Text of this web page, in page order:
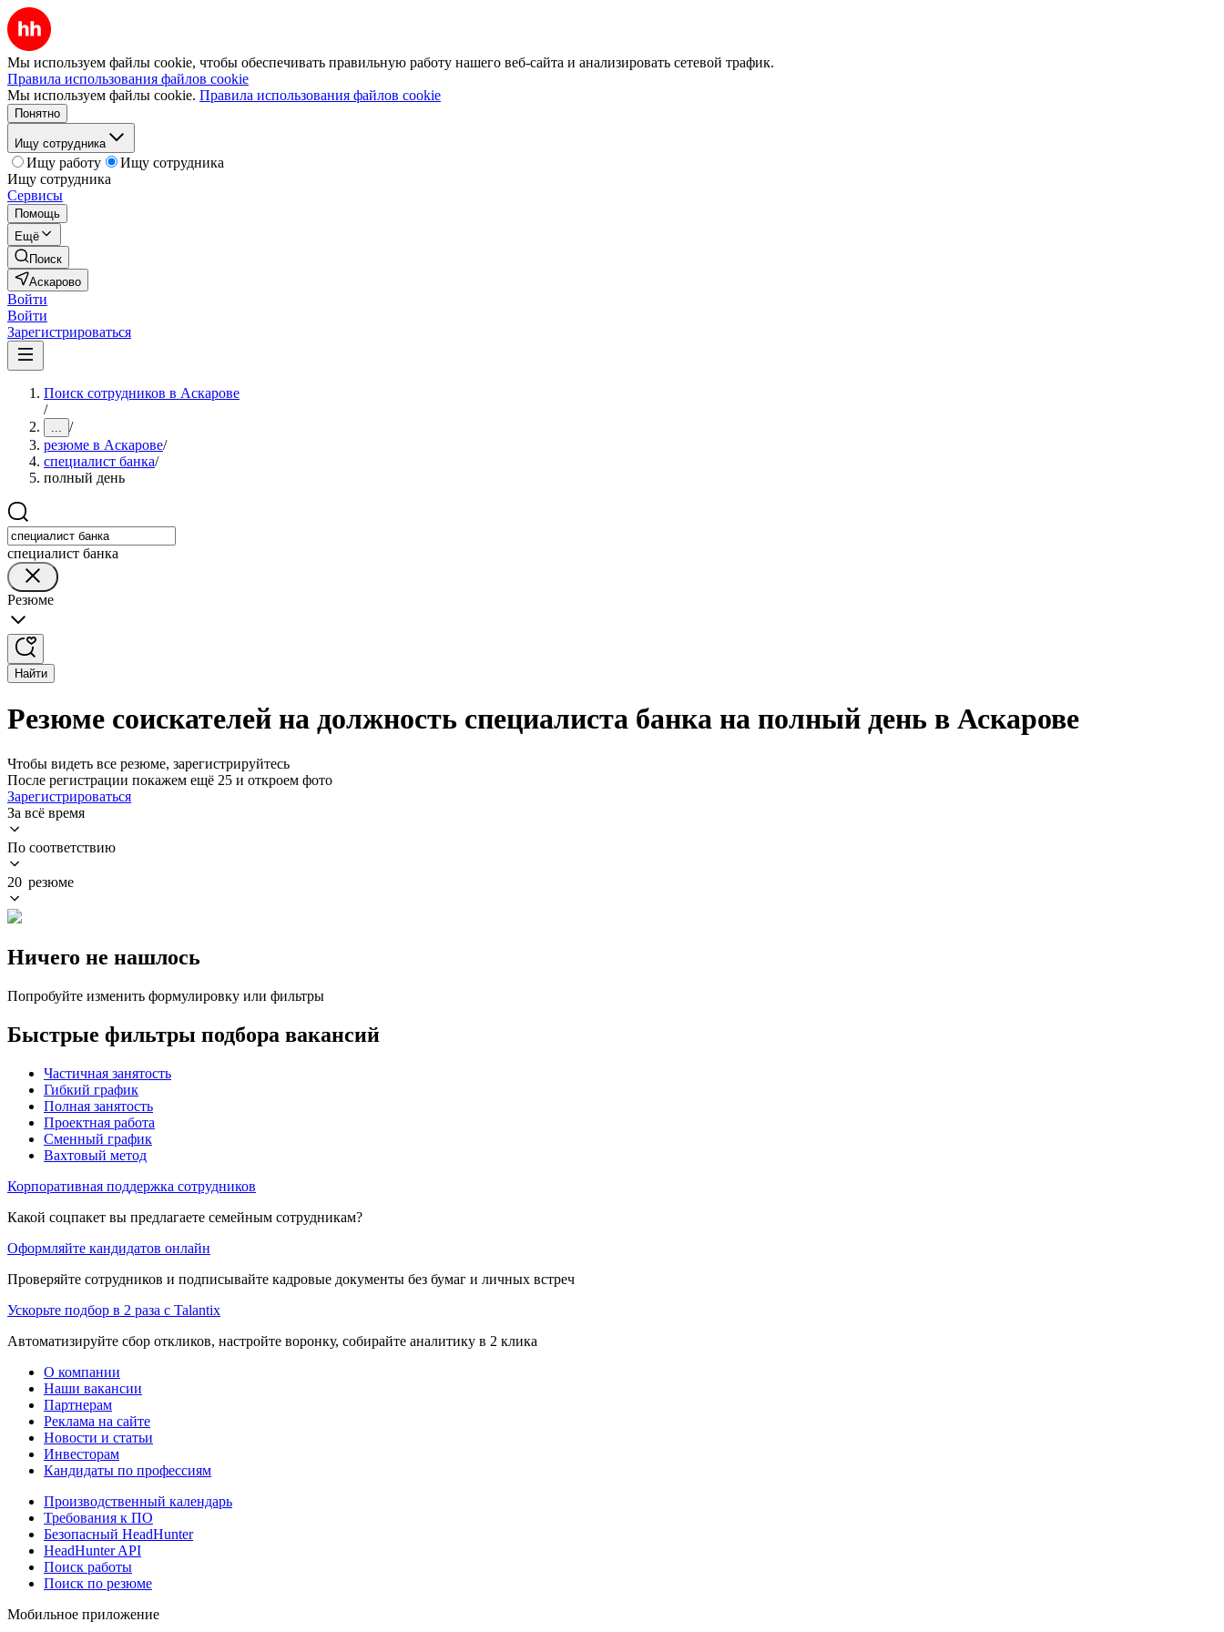
Мы используем файлы cookie, чтобы обеспечивать правильную работу нашего веб-сайта и анализировать сетевой трафик.
Правила использования файлов cookie
Мы используем файлы cookie. Правила использования файлов cookie
Понятно
Ищу сотрудника
Ищу работу
Ищу сотрудника
Ищу сотрудника
Сервисы
Помощь
Ещё
Поиск
Аскарово
Войти
Войти
Зарегистрироваться
Поиск сотрудников в Аскарове
/
... /
резюме в Аскарове/
специалист банка/
полный день
специалист банка
Резюме
Найти
Резюме соискателей на должность специалиста банка на полный день в Аскарове
Чтобы видеть все резюме, зарегистрируйтесь
После регистрации покажем ещё 25 и откроем фото
Зарегистрироваться
За всё время
По соответствию
20 резюме
Ничего не нашлось
Попробуйте изменить формулировку или фильтры
Быстрые фильтры подбора вакансий
Частичная занятость
Гибкий график
Полная занятость
Проектная работа
Сменный график
Вахтовый метод
Корпоративная поддержка сотрудников
Какой соцпакет вы предлагаете семейным сотрудникам?
Оформляйте кандидатов онлайн
Проверяйте сотрудников и подписывайте кадровые документы без бумаг и личных встреч
Ускорьте подбор в 2 раза с Talantix
Автоматизируйте сбор откликов, настройте воронку, собирайте аналитику в 2 клика
О компании
Наши вакансии
Партнерам
Реклама на сайте
Новости и статьи
Инвесторам
Кандидаты по профессиям
Производственный календарь
Требования к ПО
Безопасный HeadHunter
HeadHunter API
Поиск работы
Поиск по резюме
Мобильное приложение